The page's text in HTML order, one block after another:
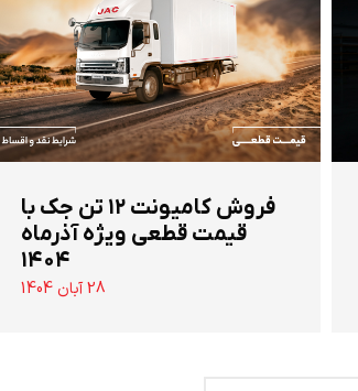
‌فروش کامیونت ۱۲ تن جک با
قیمت قطعی ویژه آذرماه
۱۴۰۴
28 آبان 1404